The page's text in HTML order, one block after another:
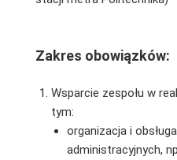
Zakres obowiązków:
Wsparcie zespołu w
tym:
organizacja i
administracyjnych,